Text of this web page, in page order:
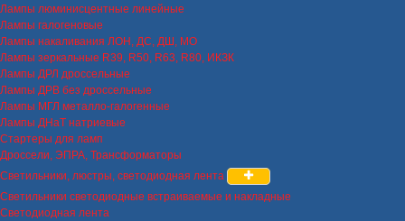
Лампы люминисцентные линейные
Лампы галогеновые
Лампы накаливания ЛОН, ДС, ДШ, МО
Лампы зеркальные R39, R50, R63, R80, ИКЗК
Лампы ДРЛ дроссельные
Лампы ДРВ без дроссельные
Лампы МГЛ металло-галогенные
Лампы ДНаТ натриевые
Стартеры для ламп
Дроссели, ЭПРА, Трансформаторы
Светильники, люстры, светодиодная лента
Светильники светодиодные встраиваемые и накладные
Светодиодная лента